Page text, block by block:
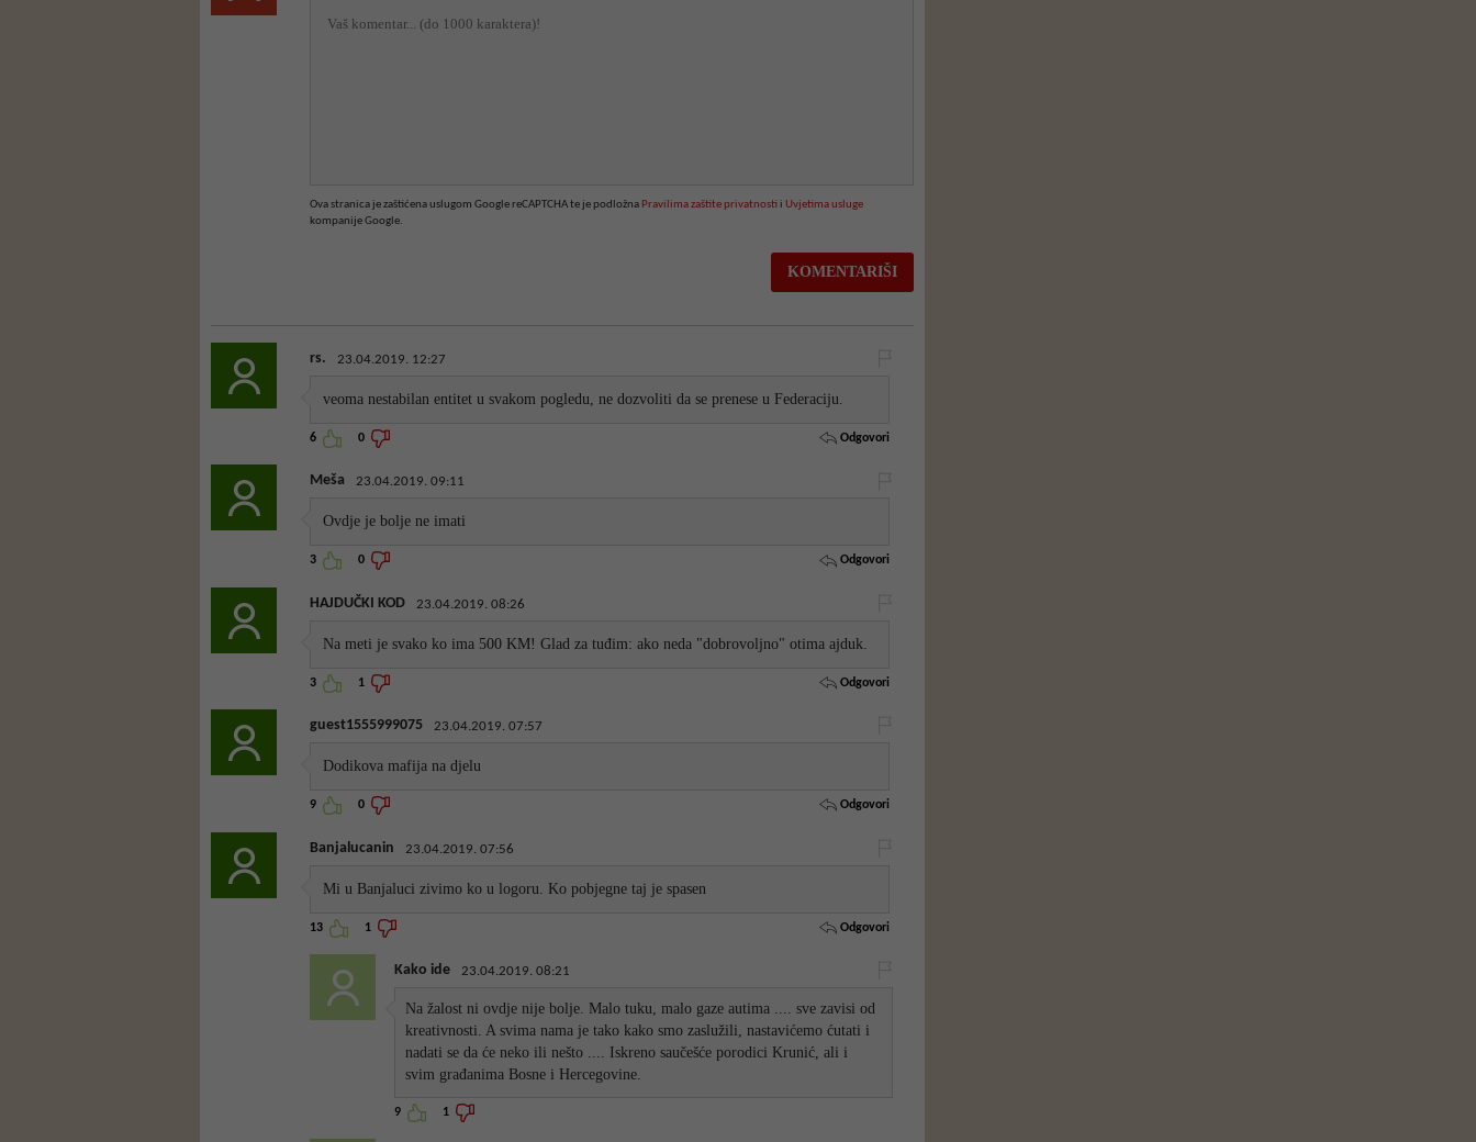
Ova stranica je zaštićena uslugom Google reCAPTCHA te je podložna Pravilima zaštite privatnostii Uvjetima usluge
kompanije Google.
rs. 23.04.2019. 12:27
veoma nestabilan entitet u svakom pogledu, ne dozvoliti da se prenese u Federaciju.
6 0 Odgovori
Meša 23.04.2019. 09:11
Ovdje je bolje ne imati
3 0 Odgovori
HAJDUČKI KOD 23.04.2019. 08:26
Na meti je svako ko ima 500 KM! Glad za tuđim: ako neda "dobrovoljno" otima ajduk.
3 1 Odgovori
guest1555999075 23.04.2019. 07:57
Dodikova mafija na djelu
9 0 Odgovori
Banjalucanin 23.04.2019. 07:56
Mi u Banjaluci zivimo ko u logoru. Ko pobjegne taj je spasen
13 1 Odgovori
Kako ide 23.04.2019. 08:21
Na žalost ni ovdje nije bolje. Malo tuku, malo gaze autima .... sve zavisi od
kreativnosti. A svima nama je tako kako smo zaslužili, nastavićemo ćutati i
nadati se da će neko ili nešto .... Iskreno saučešće porodici Krunić, ali i
svim građanima Bosne i Hercegovine.
9 1